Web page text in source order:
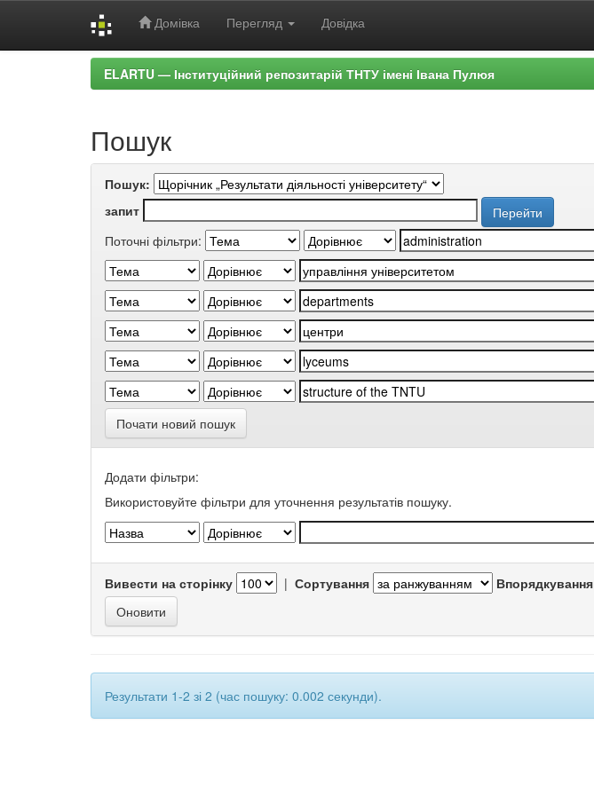
Домівка Перегляд Довідка
ELARTU — Інституційний репозитарій ТНТУ імені Івана Пулюя
Пошук
Пошук:
запит
Поточні фільтри:
Почати новий пошук
Додати фільтри:
Використовуйте фільтри для уточнення результатів пошуку.
Вивести на сторінку | Сортування Впорядкування
Результати 1-2 зі 2 (час пошуку: 0.002 секунди).